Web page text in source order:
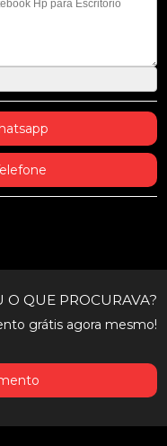
O QUE PROCURAVA?
grátis agora mesmo!